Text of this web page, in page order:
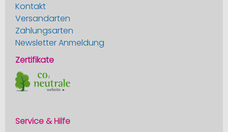
Kontakt
Versandarten
Zahlungsarten
Newsletter Anmeldung
Zertifikate
Service & Hilfe